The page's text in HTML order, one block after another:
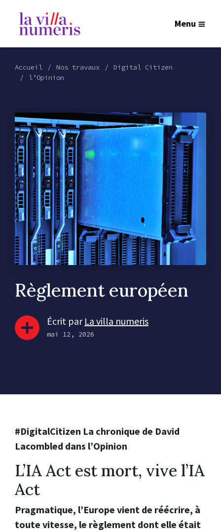
Menu
Accueil Nos travaux
Digital Citizen
l’Opinion
Règlement européen
Écrit par La villa numeris
mai 12, 2026
#DigitalCitizen La chronique de David
Lacombled dans l’Opinion
L’IA Act est mort, vive l’IA
Act
Pragmatique, l’Europe vient de réécrire, à
toute vitesse, le règlement dont elle était